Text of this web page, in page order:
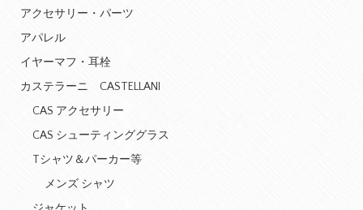
アクセサリー・パーツ
アパレル
イヤーマフ・耳栓
カステラーニ CASTELLANI
CAS アクセサリー
CAS シューティンググラス
Tシャツ＆パーカー等
メンズ シャツ